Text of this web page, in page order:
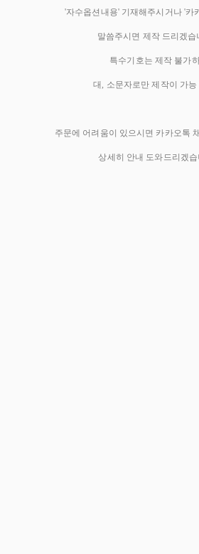
'자수옵션내용' 기재해주시거나 '카
말씀주시면 제작 드리겠습
특수기호는 제작 불가
대, 소문자로만 제작이 가능
주문에 어려움이 있으시면 카카오톡
상세히 안내 도와드리겠